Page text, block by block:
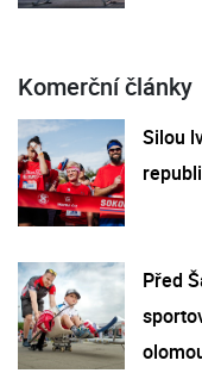
Komerční články
Silou
Před